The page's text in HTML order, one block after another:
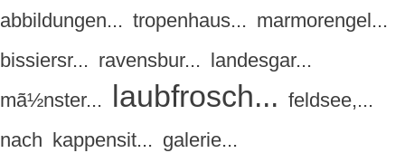
abbildungen... tropenhaus... marmorengel...
bissiersr... ravensbur... landesgar...
mã½nster... laubfrosch... feldsee,...
nach kappensit... galerie...